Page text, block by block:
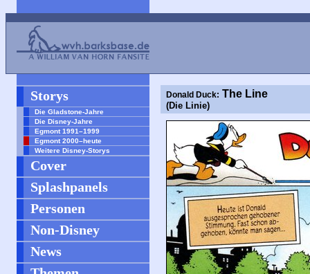
Storys
Die Gladstone-Jahre
Die Disney-Jahre
Egmont 1991–1999
Egmont 2000–heute
Weitere Disney-Storys
Cover
Splashpanels
Personen
Non-Disney
News
Donald Duck: The Line
(Die Linie)